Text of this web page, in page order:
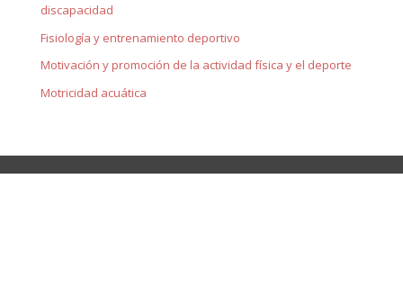
discapacidad
Fisiología y entrenamiento deportivo
Motivación y promoción de la actividad física y el deporte
Motricidad acuática